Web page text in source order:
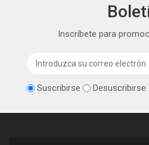
Inscríbete para
Suscribirse Desuscribirse